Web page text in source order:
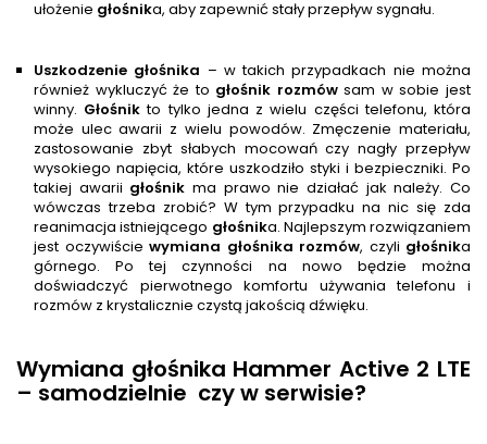
ułożenie głośnika, aby zapewnić stały przepływ sygnału.
Uszkodzenie głośnika – w takich przypadkach nie można
również wykluczyć że to głośnik rozmówsam w sobie jest
winny. Głośnik to tylko jedna z wielu części telefonu, która
może ulec awarii z wielu powodów. Zmęczenie materiału,
zastosowanie zbyt słabych mocowań czy nagły przepływ
wysokiego napięcia, które uszkodziło styki i bezpieczniki. Po
takiej awarii głośnik ma prawo nie działać jak należy. Co
wówczas trzeba zrobić? W tym przypadku na nic się zda
reanimacja istniejącego głośnika. Najlepszym rozwiązaniem
jest oczywiście wymiana głośnika rozmów, czyli głośnika
górnego. Po tej czynności na nowo będzie można
doświadczyć pierwotnego komfortu używania telefonu i
rozmów z krystalicznie czystą jakością dźwięku.
Wymiana głośnika Hammer Active 2 LTE
– samodzielnie czy w serwisie?